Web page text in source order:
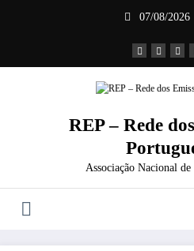
07/08/2026
REP – Rede
Associação Nacional de